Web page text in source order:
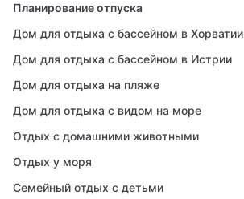
Планирование отпуска
Дом для отдыха с бассейном в Хорватии
Дом для отдыха с бассейном в Истрии
Дом для отдыха на пляже
Дом для отдыха с видом на море
Отдых с домашними животными
Отдых у моря
Семейный отдых с детьми